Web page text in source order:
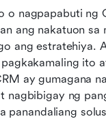
o nagpapabuti ng
ang nakatuon sa
ang estratehiya.
ito
ay gumagana
nagbibigay ng
panandaliang